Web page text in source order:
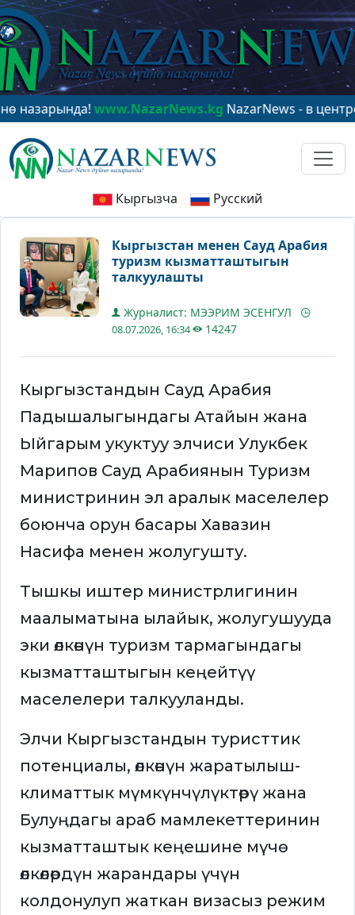
www.NazarNews.kgNazarNews - в центре
Кыргызча Русский
Кыргызстан менен Сауд Арабия
туризм кызматташтыгын
талкуулашты
Журналист: МЭЭРИМ ЭСЕНГУЛ
08.07.2026, 16:34 14247
Кыргызстандын Сауд Арабия
Падышалыгындагы Атайын жана
Ыйгарым укуктуу элчиси Улукбек
Марипов Сауд Арабиянын Туризм
министринин эл аралык маселелер
боюнча орун басары Хавазин
Насифа менен жолугушту.
Тышкы иштер министрлигинин
маалыматына ылайык, жолугушууда
эки өлкөнүн туризм тармагындагы
кызматташтыгын кеңейтүү
маселелери талкууланды.
Элчи Кыргызстандын туристтик
потенциалы, өлкөнүн жаратылыш-
климаттык мүмкүнчүлүктөрү жана
Булуңдагы араб мамлекеттеринин
кызматташтык кеңешине мүчө
өлкөлөрдүн жарандары үчүн
колдонулуп жаткан визасыз режим